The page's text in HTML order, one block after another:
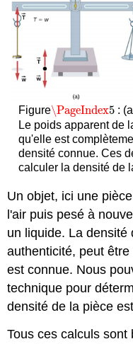
Figure\PageIndex5
\PageIndex5 :
Le poids apparent de
qu'elle est
densité connue. Ces
calculer la densité de
Un objet, ici une
l'air puis pesé à
un liquide. La densité
authenticité, peut
est connue. Nous
technique pour
densité de la pièce
Tous ces calculs